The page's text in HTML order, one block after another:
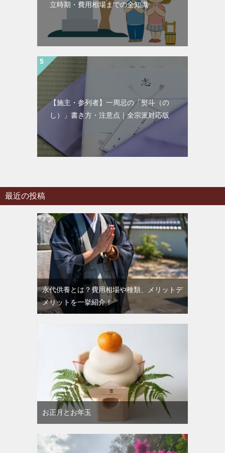
立時期・費用相場までの全知識
【施主・参列者】一周忌の「熨斗（の
し）」書き方・注意点｜全宗派対応版
最近の投稿
永代供養とは？費用相場や種類、メリットデ
メリットを一挙紹介！
お正月とお年玉